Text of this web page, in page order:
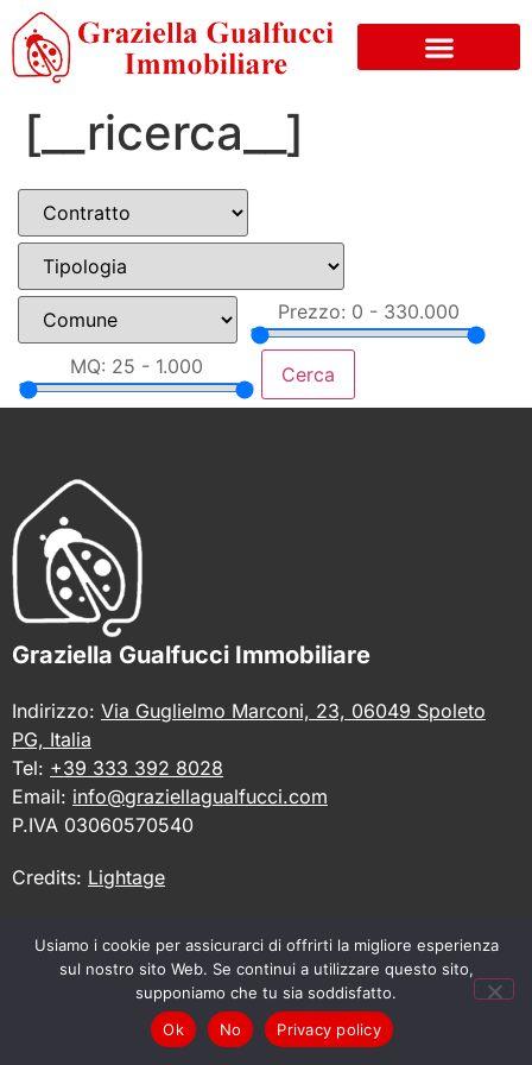
[__ricerca__]
Prezzo: 0 - 330.000
MQ: 25 - 1.000
Graziella Gualfucci Immobiliare
Indirizzo: Via Guglielmo Marconi, 23, 06049 Spoleto
PG, Italia
Tel: +39 333 392 8028
Email: info@graziellagualfucci.com
P.IVA 03060570540
Credits: Lightage
Usiamo i cookie per assicurarci di offrirti la migliore esperienza
sul nostro sito Web. Se continui a utilizzare questo sito,
supponiamo che tu sia soddisfatto.
Ok
No Privacy policy